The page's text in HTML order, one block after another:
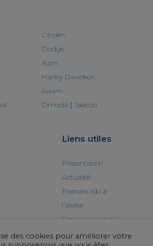
Citroën
Dodge
Ram
Harley Davidson
Aixam
Omoda｜Jaecoo
Liens utiles
Présentation
Actualité
Prendre rdv à
l’atelier
Contactez-nous
des cookies pour améliorer votre